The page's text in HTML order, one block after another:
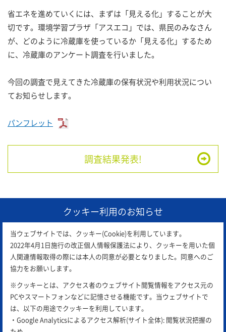
省エネを進めていくには、まずは「見える化」することが大
切です。環境学習プラザ「アスエコ」では、県民のみなさん
が、どのように冷蔵庫を使っているか「見える化」するため
に、冷蔵庫のアンケート調査を行いました。
今回の調査で見えてきた冷蔵庫の保有状況や利用状況につい
てお知らせします。
パンフレット
調査結果発表!
クッキー利用のお知らせ
当ウェブサイトでは、クッキー(Cookie)を利用しています。
2022年4月1日施行の改正個人情報保護法により、クッキーを用いた個
人関連情報取得の際には本人の同意が必要となりました。同意へのご
協力をお願いします。
※クッキーとは、アクセス者のウェブサイト閲覧情報をアクセス元の
PCやスマートフォンなどに記憶させる機能です。当ウェブサイトで
は、以下の用途でクッキーを利用しています。
・Google Analyticsによるアクセス解析(サイト全体): 閲覧状況把握の